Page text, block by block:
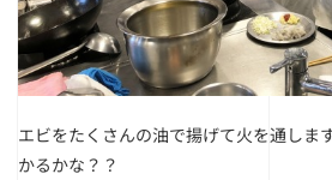
エビをたくさんの油で揚げて火を通しま
かるかな？？